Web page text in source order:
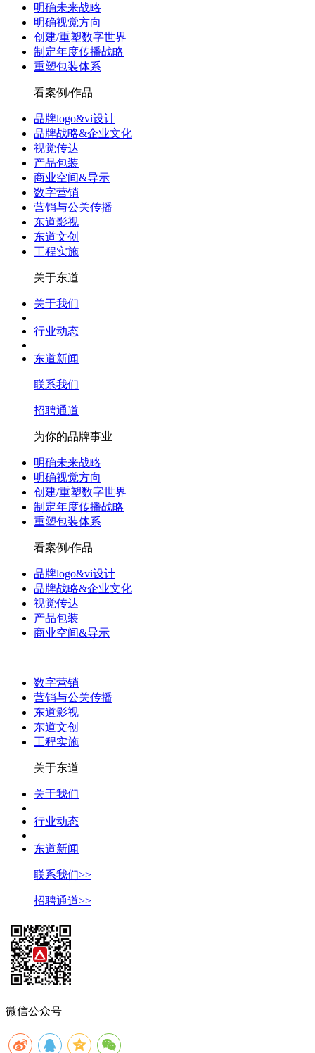
明确未来战略
明确视觉方向
创建/重塑数字世界
制定年度传播战略
重塑包装体系
看案例/作品
品牌logo&vi设计
品牌战略&企业文化
视觉传达
产品包装
商业空间&导示
数字营销
营销与公关传播
东道影视
东道文创
工程实施
关于东道
关于我们
行业动态
东道新闻
联系我们
招聘通道
为你的品牌事业
明确未来战略
明确视觉方向
创建/重塑数字世界
制定年度传播战略
重塑包装体系
看案例/作品
品牌logo&vi设计
品牌战略&企业文化
视觉传达
产品包装
商业空间&导示
数字营销
营销与公关传播
东道影视
东道文创
工程实施
关于东道
关于我们
行业动态
东道新闻
联系我们>>
招聘通道>>
微信公众号